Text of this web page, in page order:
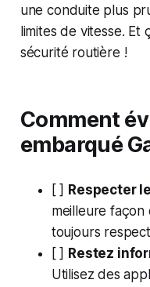
une conduite plus
limites de vitesse.
sécurité routière !
Comment
embarqué
[ ] Respecter
meilleure
toujours
[ ] Restez
Utilisez des